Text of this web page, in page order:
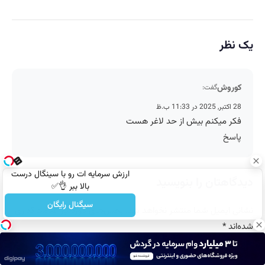
ارزش سرمایه ات رو با سینگال درست
بالا ببر 👌✅
سیگنال رایگان
یک نظر
کوروشگفت:
28 اکتبر, 2025 در 11:33 ب.ظ
فکر میکنم بیش از حد لاغر هست
پاسخ
نشانی ایمیل شما منتشر نخواهد شد.
بخش‌های موردنیاز علامت‌گذاری
شده‌اند*
دیدگاه*